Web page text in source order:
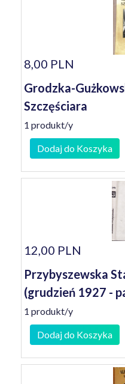
8,00 PLN
Grodzka-
Szczęściara
1 produkt/y
Dodaj do Koszyka
12,00 PLN
Przybyszewska
(grudzień 1927 -
1 produkt/y
Dodaj do Koszyka